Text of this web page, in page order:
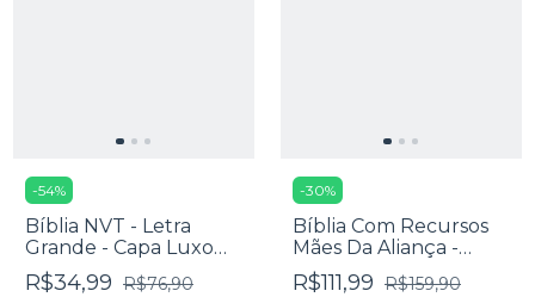
-54%
Bíblia NVT - Letra
Grande - Capa Luxo
Marrom Cruz
R$34,99 R$76,90
-30%
Bíblia Com Recursos
Mães Da Aliança -
Capa Vinho Marfim
R$111,99 R$159,90